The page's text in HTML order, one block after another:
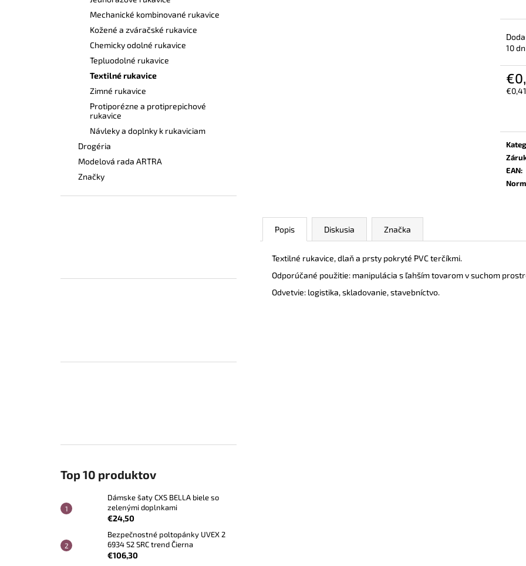
Mechanické kombinované rukavice
Kožené a zváračské rukavice
Chemicky odolné rukavice
Tepluodolné rukavice
Textilné rukavice
Zimné rukavice
Protiporézne a protiprepichové
rukavice
Návleky a doplnky k rukaviciam
Drogéria
Modelová rada ARTRA
Značky
Top 10 produktov
Dámske šaty CXS BELLA biele so
zelenými doplnkami
€24,50
Bezpečnostné poltopánky UVEX 2
6934 S2 SRC trend Čierna
€106,30
10
EAN:
Popis Diskusia Značka
Textilné rukavice, dlaň a prsty pokryté PVC terčíkmi.
Odporúčané použitie: manipulácia s ľahším tovarom v suchom
Odvetvie: logistika, skladovanie, stavebníctvo.
DÁMSKE ŠATY CXS BELLA BIELE SO
ZELENÝMI DOPLNKAMI
€24,50